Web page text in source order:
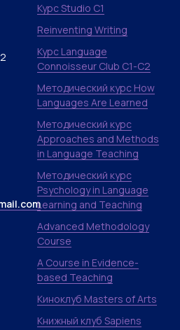
Курс Studio C1
Reinventing Writing
Курс Language
Connoisseur Club С1-C2
Методический курс How
Languages Are Learned
Методический курс
Approaches and Methods
in Language Teaching
Методический курс
Psychology in Language
Learning and Teaching
Advanced Methodology
Course
A Course in Evidence-
based Teaching
Киноклуб Masters of Arts
Книжный клуб Sapiens